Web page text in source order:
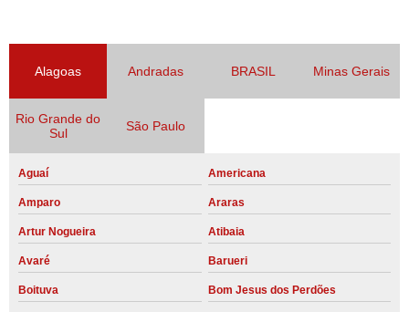
Alagoas Andradas BRASIL Minas Gerais
Rio Grande do
Sul
São Paulo
Aguaí Americana
Amparo Araras
Artur Nogueira Atibaia
Avaré Barueri
Boituva Bom Jesus dos Perdões